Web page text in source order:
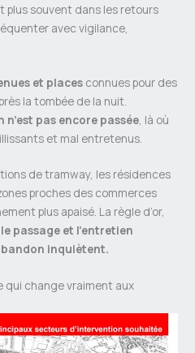
plus souvent dans les retours
avec vigilance,
et places connues pour des
la tombée de la nuit.
pas encore passée, là où
et mal entretenus.
de tramway, les résidences
proches des commerces
plus apaisé. La règle d’or,
passage et l’entretien
inquiètent.
qui change vraiment aux